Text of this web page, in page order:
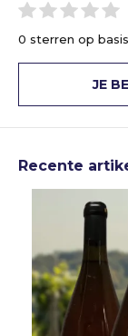
0 sterren op
JE
Recente